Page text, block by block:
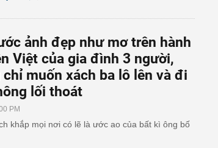
ảnh đẹp như mơ trên hành
Việt của gia đình 3 người,
muốn xách ba lô lên và đi
lối thoát
PM
khắp mọi nơi có lẽ là ước ao của bất kì ông bố